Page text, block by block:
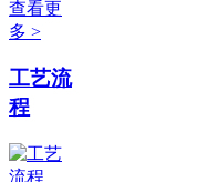
查看更
多 >
工艺流
程